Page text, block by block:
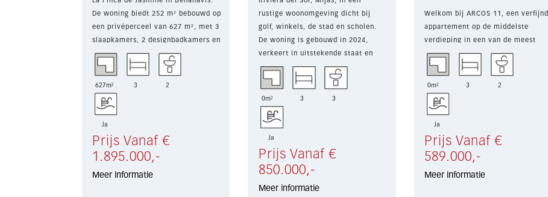
De woning biedt 252 m² bebouwd op
een privéperceel van 627 m², met 3
slaapkamers, 2 designbadkamers en
...
627m² 3 2
Ja
Prijs Vanaf €
1.895.000,-
Meer informatie
rustige woonomgeving dicht bij
golf, winkels, de stad en scholen.
De woning is gebouwd in 2024,
verkeert in uitstekende staat en
biedt 19...
0m² 3 3
Ja
Prijs Vanaf €
850.000,-
Meer informatie
Welkom bij ARCOS 11, een verfijnd
appartement op de middelste
verdieping in een van de meest
prestigieuze golfgebieden van de
Costa del Sol. Het appartement is
0m² 3 2
Ja
Prijs Vanaf €
589.000,-
Meer informatie